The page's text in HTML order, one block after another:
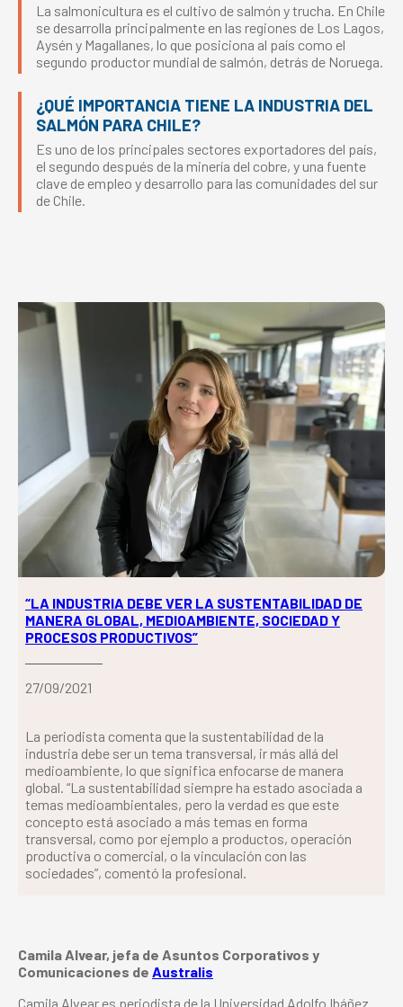
La salmonicultura es el cultivo de salmón y trucha. En Chile
se desarrolla principalmente en las regiones de Los Lagos,
Aysén y Magallanes, lo que posiciona al país como el
segundo productor mundial de salmón, detrás de Noruega.
¿QUÉ IMPORTANCIA TIENE LA INDUSTRIA DEL
SALMÓN PARA CHILE?
Es uno de los principales sectores exportadores del país,
el segundo después de la minería del cobre, y una fuente
clave de empleo y desarrollo para las comunidades del sur
de Chile.
“LA INDUSTRIA DEBE VER LA SUSTENTABILIDAD DE
MANERA GLOBAL, MEDIOAMBIENTE, SOCIEDAD Y
PROCESOS PRODUCTIVOS”
27/09/2021
La periodista comenta que la sustentabilidad de la
industria debe ser un tema transversal, ir más allá del
medioambiente, lo que significa enfocarse de manera
global. “La sustentabilidad siempre ha estado asociada a
temas medioambientales, pero la verdad es que este
concepto está asociado a más temas en forma
transversal, como por ejemplo a productos, operación
productiva o comercial, o la vinculación con las
sociedades”, comentó la profesional.
Camila Alvear, jefa de Asuntos Corporativos y
Comunicaciones de Australis
Camila Alvear es periodista de la Universidad Adolfo Ibáñez